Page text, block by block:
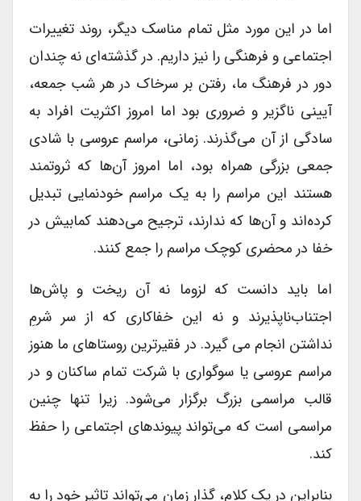
اما در این مورد مثل تمام مناسک دیگر، روند تغییرات
اجتماعی و فرهنگی را نیز داریم. در گذشته‌ای نه چندان
دور در فرهنگ ما، رفتن بر سرخاک در هر شب جمعه،
آیینی ناگزیر و ضروری بود اما امروز اکثریت افراد به
سادگی از آن می‌گذرند. زمانی، مراسم عروسی با شادی
جمعی بزرگی همراه بود، اما امروز آن‌ها که ثروتمند
هستند این مراسم را به یک مراسم خودنمایی تبدیل
کرده‌اند و آن‌ها که ندارند، ترجیح می‌دهند کمابیش در
خفا در محضری کوچک مراسم را جمع کنند.
اما باید دانست که لزوما نه آن ریخت و پاش‌ها
اجتناب‌ناپذیرند و نه این خفاکاری که از سر شرمِ
نداشتن انجام می گیرد. در فقیرترین روستاهای ما هنوز
مراسم عروسی یا سوگواری با شرکت تمام ساکنان و در
قالب مراسمی بزرگ برگزار می‌شود. زیرا تنها چنین
مراسمی است که می‌تواند پیوندهای اجتماعی را حفظ
کند.
بنابراین در یک کلام، گذار زمان می‌تواند تاثیر خود را به